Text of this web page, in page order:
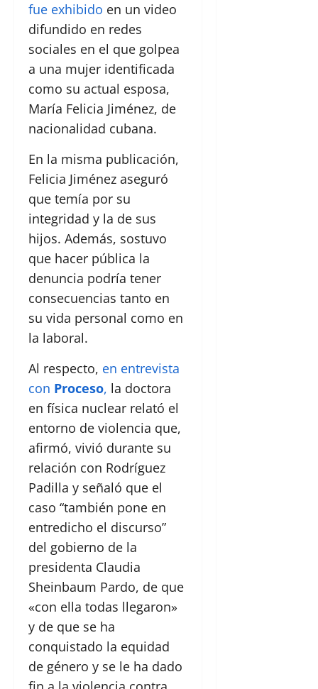
fue exhibido en un video
difundido en redes
sociales en el que golpea
a una mujer identificada
como su actual esposa,
María Felicia Jiménez, de
nacionalidad cubana.
En la misma publicación,
Felicia Jiménez aseguró
que temía por su
integridad y la de sus
hijos. Además, sostuvo
que hacer pública la
denuncia podría tener
consecuencias tanto en
su vida personal como en
la laboral.
Al respecto, en entrevista
con Proceso, la doctora
en física nuclear relató el
entorno de violencia que,
afirmó, vivió durante su
relación con Rodríguez
Padilla y señaló que el
caso “también pone en
entredicho el discurso”
del gobierno de la
presidenta Claudia
Sheinbaum Pardo, de que
«con ella todas llegaron»
y de que se ha
conquistado la equidad
de género y se le ha dado